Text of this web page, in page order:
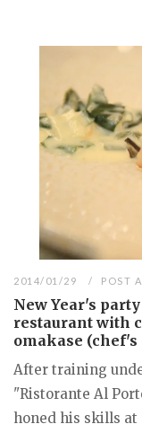
2014/01/29 POST
New Year's
restaurant with
omakase
After training
"Ristorante Al
honed his skills at